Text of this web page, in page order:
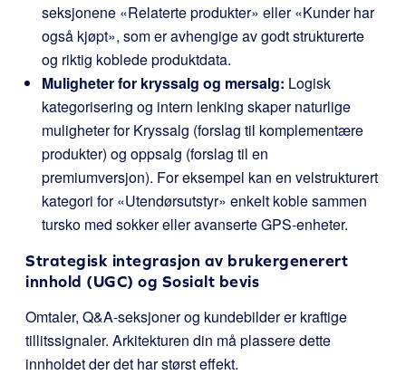
seksjonene «Relaterte produkter» eller «Kunder har
også kjøpt», som er avhengige av godt strukturerte
og riktig koblede produktdata.
Muligheter for kryssalg og mersalg: Logisk
kategorisering og intern lenking skaper naturlige
muligheter for Kryssalg (forslag til komplementære
produkter) og oppsalg (forslag til en
premiumversjon). For eksempel kan en velstrukturert
kategori for «Utendørsutstyr» enkelt koble sammen
tursko med sokker eller avanserte GPS-enheter.
Strategisk integrasjon av brukergenerert
innhold (UGC) og Sosialt bevis
Omtaler, Q&A-seksjoner og kundebilder er kraftige
tillitssignaler. Arkitekturen din må plassere dette
innholdet der det har størst effekt.